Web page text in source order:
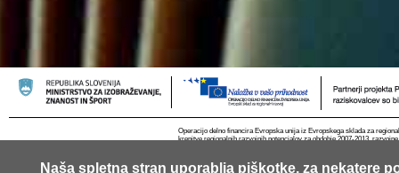
Naša spletna stran uporablja piškotke, za nekatere
Operacijo delno financira Evropska unija iz Evropskega sklada za
krepitve regionalnih razvojnih potencialov za obdobje 2007-2013,